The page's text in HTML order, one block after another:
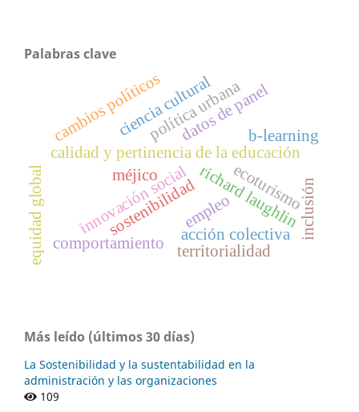
Palabras clave
richard laughlin
calidad y pertinencia de la educación
innovación social
política urbana
acción colectiva
empleo
comportamiento
sostenibilidad
méjico ecoturismo
datos de panel
ciencia cultural
cambios políticos
territorialidad
inclusión
equidad global
b-learning
Más leído (últimos 30 días)
La Sostenibilidad y la sustentabilidad en la
administración y las organizaciones
109